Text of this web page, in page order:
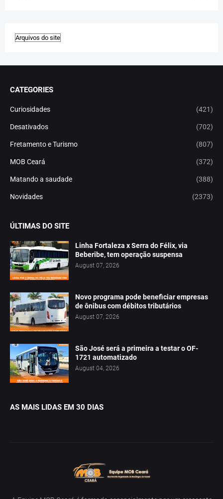
CATEGORIES
Curiosidades (421)
Desativados (702)
Fretamento e Turismo (807)
MOB Ceará (372)
Matando a saudade (388)
Novidades (2373)
ÚLTIMAS DO SITE
Linha Fortaleza x Serra do Félix, via
Beberibe, tem operação suspensa
August 07, 2026
Novo programa pode beneficiar empresas
de ônibus com débitos tributários
August 07, 2026
São José será a primeira a testar o OF-
1721 automatizado
August 04, 2026
AS MAIS LIDAS EM 30 DIAS